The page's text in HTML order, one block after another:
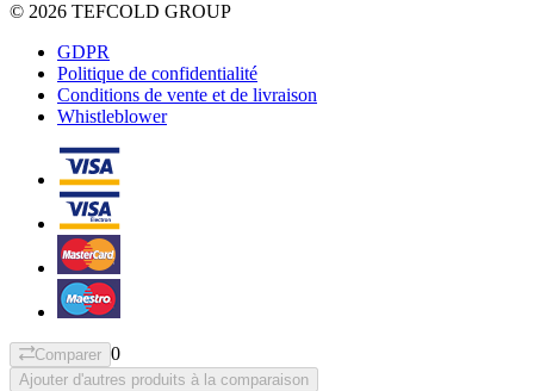
© 2026 TEFCOLD GROUP
GDPR
Politique de confidentialité
Conditions de vente et de livraison
Whistleblower
Comparer 0
Ajouter d'autres produits à la comparaison